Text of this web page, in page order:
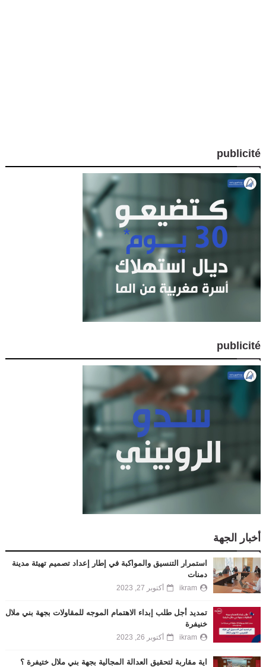
publicité
publicité
أخبار الجهة
استمرار التنسيق والمواكبة في إطار إعداد تصميم تهيئة مدينة
دمنات
ikram أكتوبر 27, 2023
تمديد أجل طلب إبداء الاهتمام الموجه للمقاولات بجهة بني ملال
خنيفرة
ikram أكتوبر 26, 2023
اية مقاربة لتحقيق العدالة المجالية بجهة بني ملال ختيفرة ؟